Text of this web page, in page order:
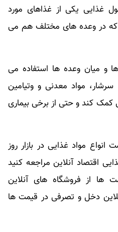
غذایی یکی از غذاهای مورد
که در وعده های مختلف هم می
و میان وعده ها استفاده می
مواد معدنی و وتیامین
کمک کند و حتی از برخی بیماری
انواع مواد غذایی در بازار روز
اقتصاد آنلاین مراجعه کنید
ها از فروشگاه های آنلاین
دخل و تصرفی در قیمت ها